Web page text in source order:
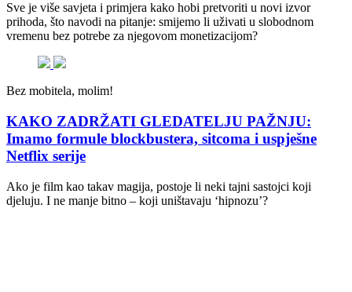
Sve je više savjeta i primjera kako hobi pretvoriti u novi izvor
prihoda, što navodi na pitanje: smijemo li uživati u slobodnom
vremenu bez potrebe za njegovom monetizacijom?
Bez mobitela, molim!
KAKO ZADRŽATI GLEDATELJU PAŽNJU:
Imamo formule blockbustera, sitcoma i uspješne
Netflix serije
Ako je film kao takav magija, postoje li neki tajni sastojci koji
djeluju. I ne manje bitno – koji uništavaju ‘hipnozu’?